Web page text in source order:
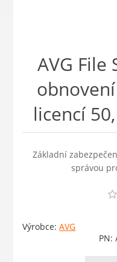
AVG File
licencí
Základní
správou
Výrobce: AVG
PN: